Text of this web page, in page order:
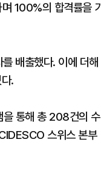
100%의 합격률을 기
배출했다. 이에 더해
.
을 통해 총 208건의 수
스위스 본부